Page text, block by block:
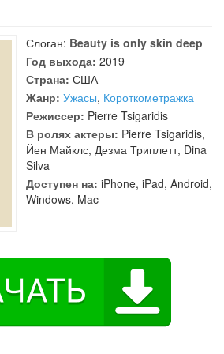
Слоган: Beauty is only skin deep
Год выхода: 2019
Страна: США
Жанр: Ужасы, Короткометражка
Режиссер: Pierre Tsigaridis
В ролях актеры: Pierre Tsigaridis,
Йен Майклс, Дезма Триплетт, Dina
Silva
Доступен на: iPhone, iPad, Android,
Windows, Mac